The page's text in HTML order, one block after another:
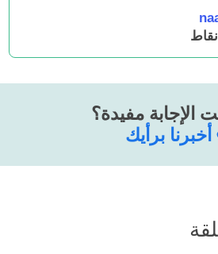
نقاط
الإجابة مفيدة؟
أخبرنا برأيك